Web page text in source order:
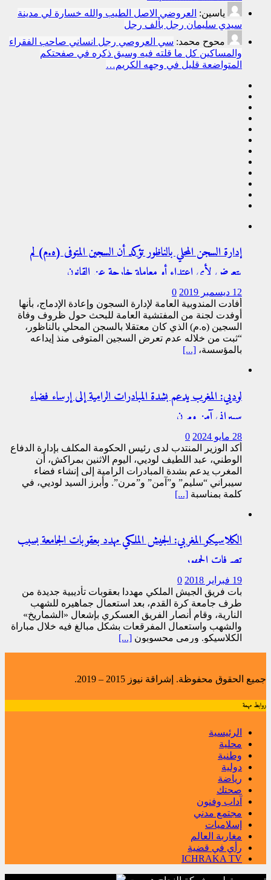
ياسين: العروضي الاصل الطيب والله خسارة لي مدينة
سيدي سليمان رجل بألف رجل
محوح محمد: سي العروصي رجل انساني صاحب الفقراء
والمساكين كل ما قلته فيه وسبق ذكره في صفحتكم
المتواضعة قليل في وجهه الكريم…
إدارة السجن المحلي بالناظور تؤكد أن السجين المتوفى (ه.م) لم
يتعرض لأي اعتداء أو معاملة خارجة عن القانون
12 ديسمبر 2019
0
أفادت المندوبية العامة لإدارة السجون وإعادة الإدماج، بأنها
أوفدت لجنة من المفتشية العامة للبحث حول ظروف وفاة
السجين (ه.م) الذي كان معتقلا بالسجن المحلي بالناظور،
“ثبت من خلاله عدم تعرض السجين المتوفى منذ إيداعه
بالمؤسسة، [...]
لوديي: المغرب يدعم بشدة المبادرات الرامية إلى إرساء فضاء
سيبراني آمن ومرن
28 مايو 2024
0
أكد الوزير المنتدب لدى رئيس الحكومة المكلف بإدارة الدفاع
الوطني، عبد اللطيف لوديي، اليوم الاثنين بمراكش، أن
المغرب يدعم بشدة المبادرات الرامية إلى إنشاء فضاء
سيبراني “سليم” و”آمن” و”مرن”. وأبرز السيد لوديي، في
كلمة بمناسبة [...]
الكلاسيكو المغربي: الجيش الملكي مهدد بعقوبات الجامعة بسبب
تصرفات الجمهور
19 فبراير 2018
0
بات فريق الجيش الملكي مهددا بعقوبات تأديبية جديدة من
طرف جامعة كرة القدم، بعد استعمال جماهيره للشهب
النارية، وقام أنصار الفريق العسكري بإشعال «الشماريخ»
والشهب واستعمال المفرقعات بشكل مبالغ فيه خلال مباراة
الكلاسيكو. ورمى محسوبون [...]
جميع الحقوق محفوظة. إشراقة نيوز 2015 – 2019.
روابط مهمة
الرئيسية
محلية
وطنية
دولية
رياضة
صحتك
آداب وفنون
مجتمع مدني
إسلاميات
مغاربة العالم
رأي في قضية
ICHRAKA TV